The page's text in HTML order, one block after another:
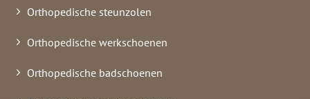
Orthopedische steunzolen
Orthopedische werkschoenen
Orthopedische badschoenen